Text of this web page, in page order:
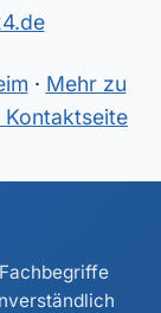
· Mehr zu
Kontaktseite